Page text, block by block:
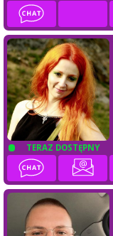
TERAZ DOSTĘPNY